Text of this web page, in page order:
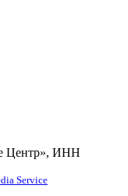
Центр», ИНН
Service